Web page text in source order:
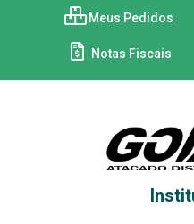
Meus Pedidos
Notas Fiscais